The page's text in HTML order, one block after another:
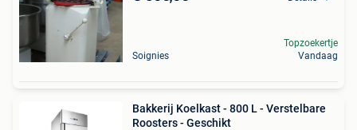
Soignies
Topzoekertje
Vandaag
Bakkerij Koelkast - 800 L - Verstelbare
Roosters - Geschikt